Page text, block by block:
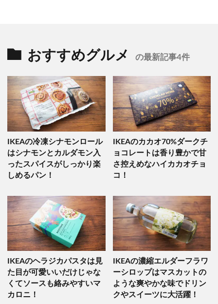
おすすめグルメ の最新記事4件
IKEAの冷凍シナモンロール
はシナモンとカルダモン入
ったスパイスがしっかり楽
しめるパン！
IKEAのカカオ70%ダークチ
ョコレートは香り豊かで甘
さ控えめなハイカカオチョ
コ！
IKEAのヘラジカパスタは見
た目が可愛いいだけじゃな
くてソースも絡みやすいマ
カロニ！
IKEAの濃縮エルダーフラワ
ーシロップはマスカットの
ような爽やかな味でドリン
クやスイーツに大活躍！